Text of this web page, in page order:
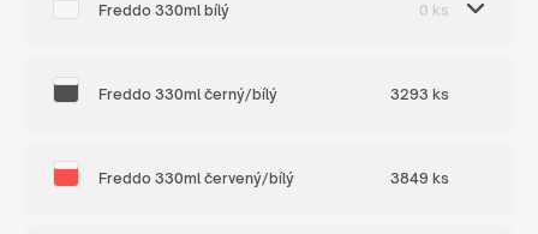
Freddo 330ml bílý 0 ks
Freddo 330ml černý/bílý 3293 ks
Freddo 330ml červený/bílý 3849 ks